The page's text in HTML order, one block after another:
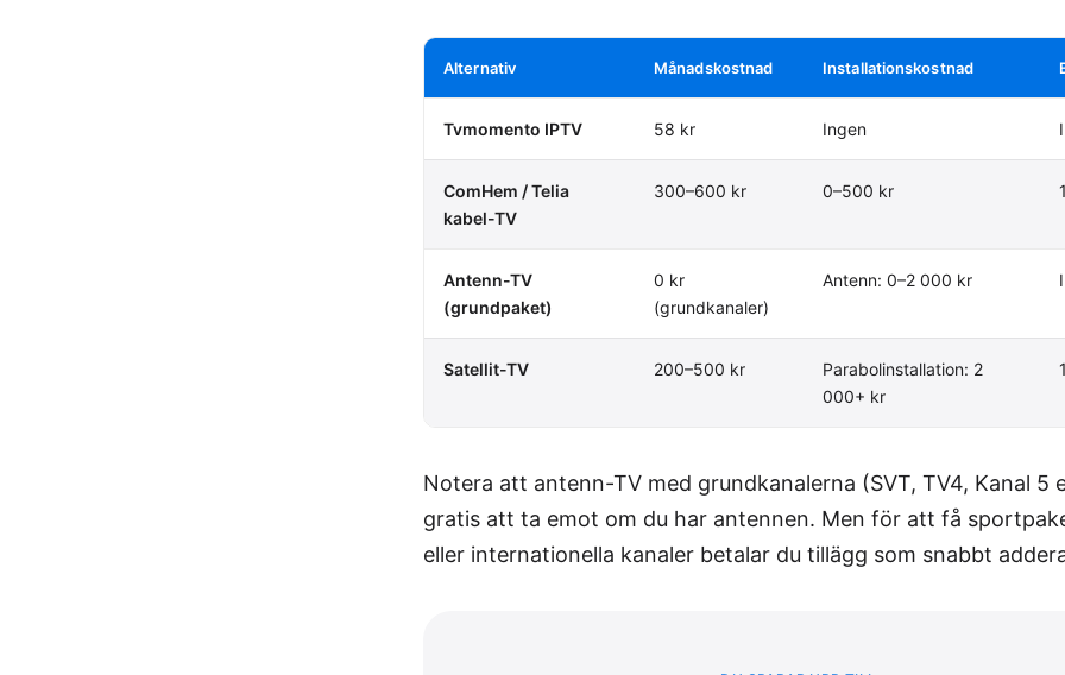
Alternativ Månadskostnad Installationskostnad
Tvmomento IPTV 58 kr Ingen
ComHem / Telia
kabel-TV
300–600 kr 0–500 kr
Antenn-TV
(grundpaket)
0 kr
(grundkanaler)
Antenn: 0–2 000 kr
Satellit-TV 200–500 kr
Parabolinstallation: 2
000+ kr
Notera att antenn-TV med grundkanalerna (SVT, TV4, Kanal 5
gratis att ta emot om du har antennen. Men för att få
eller internationella kanaler betalar du tillägg som snabbt